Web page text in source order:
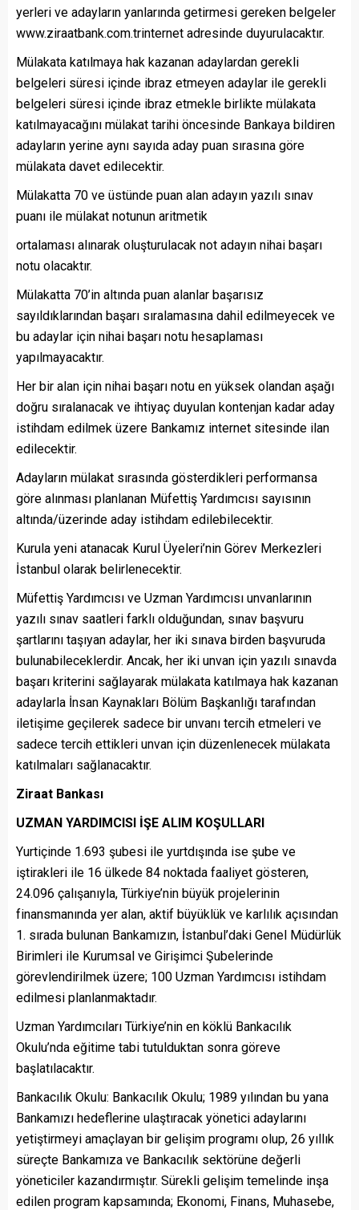
yerleri ve adayların yanlarında getirmesi gereken belgeler
www.ziraatbank.com.trinternet adresinde duyurulacaktır.
Mülakata katılmaya hak kazanan adaylardan gerekli
belgeleri süresi içinde ibraz etmeyen adaylar ile gerekli
belgeleri süresi içinde ibraz etmekle birlikte mülakata
katılmayacağını mülakat tarihi öncesinde Bankaya bildiren
adayların yerine aynı sayıda aday puan sırasına göre
mülakata davet edilecektir.
Mülakatta 70 ve üstünde puan alan adayın yazılı sınav
puanı ile mülakat notunun aritmetik
ortalaması alınarak oluşturulacak not adayın nihai başarı
notu olacaktır.
Mülakatta 70’in altında puan alanlar başarısız
sayıldıklarından başarı sıralamasına dahil edilmeyecek ve
bu adaylar için nihai başarı notu hesaplaması
yapılmayacaktır.
Her bir alan için nihai başarı notu en yüksek olandan aşağı
doğru sıralanacak ve ihtiyaç duyulan kontenjan kadar aday
istihdam edilmek üzere Bankamız internet sitesinde ilan
edilecektir.
Adayların mülakat sırasında gösterdikleri performansa
göre alınması planlanan Müfettiş Yardımcısı sayısının
altında/üzerinde aday istihdam edilebilecektir.
Kurula yeni atanacak Kurul Üyeleri’nin Görev Merkezleri
İstanbul olarak belirlenecektir.
Müfettiş Yardımcısı ve Uzman Yardımcısı unvanlarının
yazılı sınav saatleri farklı olduğundan, sınav başvuru
şartlarını taşıyan adaylar, her iki sınava birden başvuruda
bulunabileceklerdir. Ancak, her iki unvan için yazılı sınavda
başarı kriterini sağlayarak mülakata katılmaya hak kazanan
adaylarla İnsan Kaynakları Bölüm Başkanlığı tarafından
iletişime geçilerek sadece bir unvanı tercih etmeleri ve
sadece tercih ettikleri unvan için düzenlenecek mülakata
katılmaları sağlanacaktır.
Ziraat Bankası
UZMAN YARDIMCISI İŞE ALIM KOŞULLARI
Yurtiçinde 1.693 şubesi ile yurtdışında ise şube ve
iştirakleri ile 16 ülkede 84 noktada faaliyet gösteren,
24.096 çalışanıyla, Türkiye’nin büyük projelerinin
finansmanında yer alan, aktif büyüklük ve karlılık açısından
1. sırada bulunan Bankamızın, İstanbul’daki Genel Müdürlük
Birimleri ile Kurumsal ve Girişimci Şubelerinde
görevlendirilmek üzere; 100 Uzman Yardımcısı istihdam
edilmesi planlanmaktadır.
Uzman Yardımcıları Türkiye’nin en köklü Bankacılık
Okulu’nda eğitime tabi tutulduktan sonra göreve
başlatılacaktır.
Bankacılık Okulu: Bankacılık Okulu; 1989 yılından bu yana
Bankamızı hedeflerine ulaştıracak yönetici adaylarını
yetiştirmeyi amaçlayan bir gelişim programı olup, 26 yıllık
süreçte Bankamıza ve Bankacılık sektörüne değerli
yöneticiler kazandırmıştır. Sürekli gelişim temelinde inşa
edilen program kapsamında; Ekonomi, Finans, Muhasebe,